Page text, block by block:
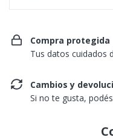
Compra protegida
Tus datos cuidados
Cambios y
Si no te gusta,